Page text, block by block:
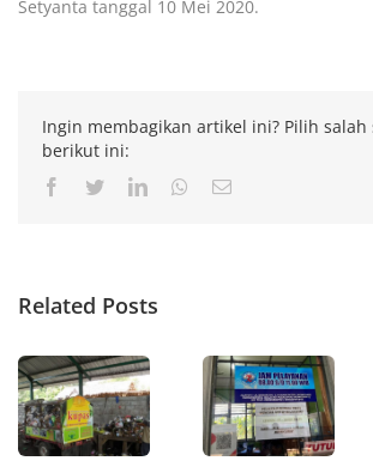
Setyanta tanggal 10 Mei 2020.
Ingin membagikan artikel ini? Pilih salah
berikut ini:
Facebook
TwitterLinkedInWhatsapp
Email
Related Posts